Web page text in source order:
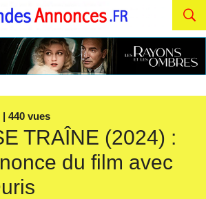
| 440 vues
TRAÎNE (2024) :
du film avec